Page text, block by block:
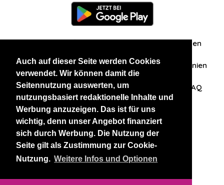
Auch auf dieser Seite werden Cookies
verwendet. Wir können damit die
Seitennutzung auswerten, um
nutzungsbasiert redaktionelle Inhalte und
Werbung anzuzeigen. Das ist für uns
wichtig, denn unser Angebot finanziert
sich durch Werbung. Die Nutzung der
Seite gilt als Zustimmung zur Cookie-
Nutzung. Weitere Infos und Optionen
Zuschriften/Erfahrungen
Datenschutzerklärung AGB Datenschutzrichtlinien
Nehmen Sie Kontakt mit uns auf FAQ
Unsere anderen Websites
BlackAndBeauties RussianKisses